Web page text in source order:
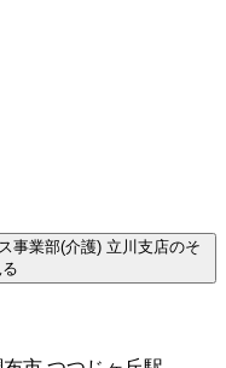
事業部(介護) 立川支店のそ